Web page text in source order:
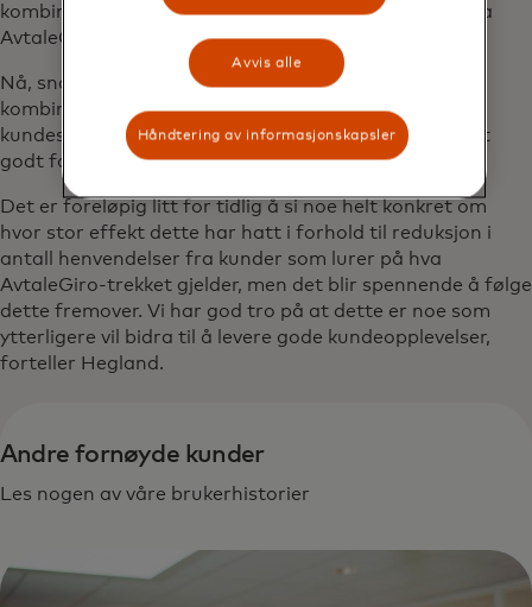
kombinasjon med eFaktura som forklarer kunden hva
AvtaleGiro-trekket gjelder.
Nå, snart 2 måneder etter at If begynte å tilby
kombinasjonsløsningen tyder observasjoner fra Ifs
kundesentre på at både kunder og rådgivere er svært
godt fornøyd med løsningen.
Det er foreløpig litt for tidlig å si noe helt konkret om
hvor stor effekt dette har hatt i forhold til reduksjon i
antall henvendelser fra kunder som lurer på hva
AvtaleGiro-trekket gjelder, men det blir spennende å følge
dette fremover. Vi har god tro på at dette er noe som
ytterligere vil bidra til å levere gode kundeopplevelser,
forteller Hegland.
Andre fornøyde kunder
Les nogen av våre brukerhistorier
Avvis alle
Håndtering av informasjonskapsler